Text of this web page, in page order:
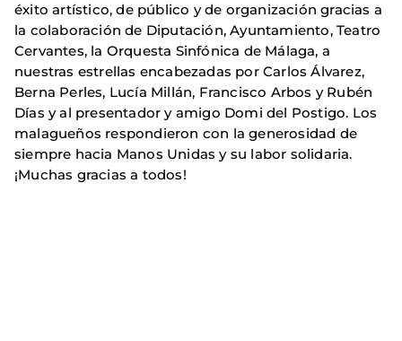
éxito artístico, de público y de organización gracias a
la colaboración de Diputación, Ayuntamiento, Teatro
Cervantes, la Orquesta Sinfónica de Málaga, a
nuestras estrellas encabezadas por Carlos Álvarez,
Berna Perles, Lucía Millán, Francisco Arbos y Rubén
Días y al presentador y amigo Domi del Postigo. Los
malagueños respondieron con la generosidad de
siempre hacia Manos Unidas y su labor solidaria.
¡Muchas gracias a todos!